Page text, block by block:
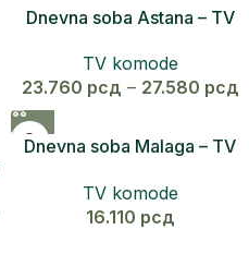
Dnevna soba Astana – TV
TV komode
23.760 рсд – 27.580 рсд
Dnevna soba Malaga – TV
TV komode
16.110 рсд